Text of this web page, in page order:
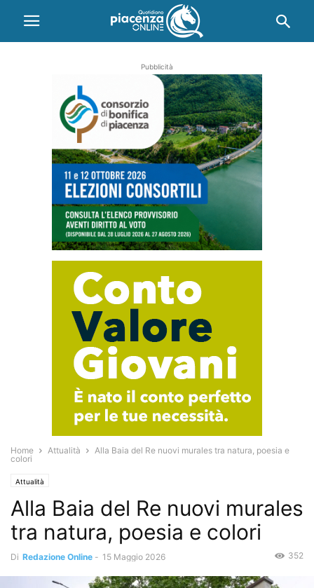
Pubblicità
Home Attualità
Alla Baia del Re nuovi murales tra natura, poesia e
colori
Attualità
Alla Baia del Re nuovi murales
tra natura, poesia e colori
Di Redazione Online - 15 Maggio 2026 352